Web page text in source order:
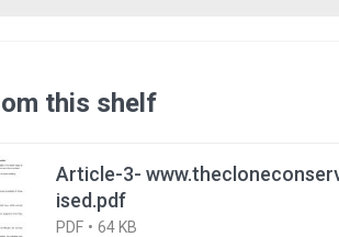
this shelf
Article-3-
ised.pdf
PDF 64 KB